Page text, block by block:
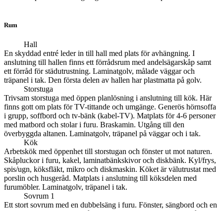
Rum
Hall
En skyddad entré leder in till hall med plats för avhängning. I
anslutning till hallen finns ett förrådsrum med andelsägarskåp samt
ett förråd för städutrustning. Laminatgolv, målade väggar och
träpanel i tak. Den första delen av hallen har plastmatta på golv.
Storstuga
Trivsam storstuga med öppen planlösning i anslutning till kök. Här
finns gott om plats för TV-tittande och umgänge. Generös hörnsoffa
i grupp, soffbord och tv-bänk (kabel-TV). Matplats för 4-6 personer
med matbord och stolar i furu. Braskamin. Utgång till den
överbyggda altanen. Laminatgolv, träpanel på väggar och i tak.
Kök
Arbetskök med öppenhet till storstugan och fönster ut mot naturen.
Skåpluckor i furu, kakel, laminatbänkskivor och diskbänk. Kyl/frys,
spis/ugn, köksfläkt, mikro och diskmaskin. Köket är välutrustat med
porslin och husgeråd. Matplats i anslutning till köksdelen med
furumöbler. Laminatgolv, träpanel i tak.
Sovrum 1
Ett stort sovrum med en dubbelsäng i furu. Fönster, sängbord och en